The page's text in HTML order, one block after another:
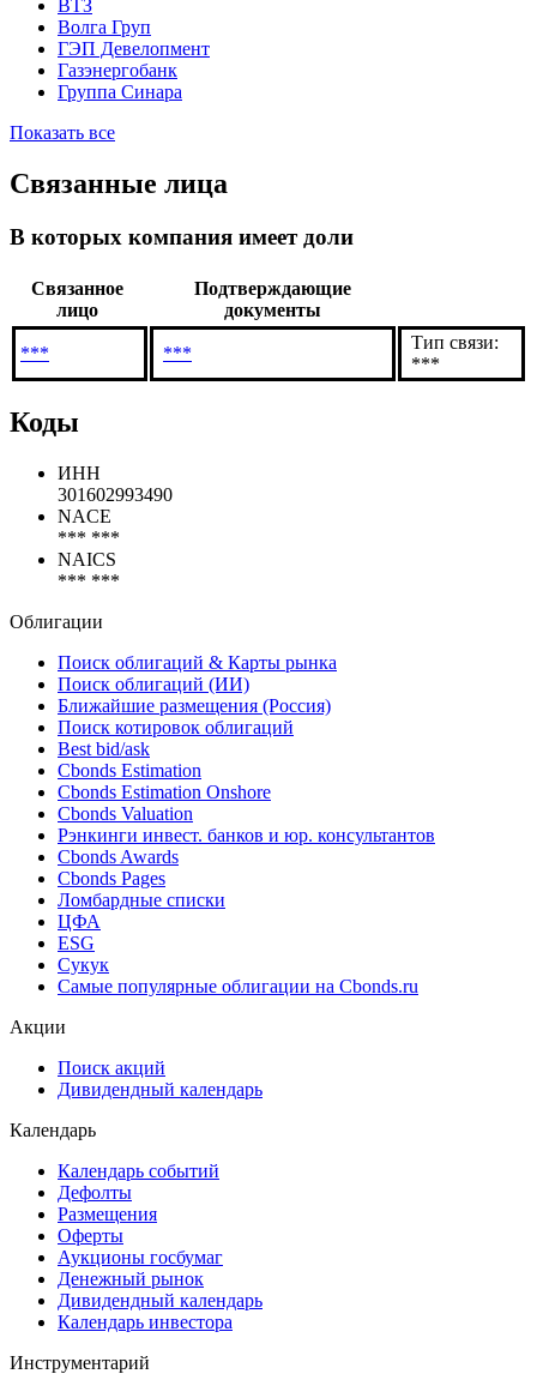
ВТЗ
Волга Груп
ГЭП Девелопмент
Газэнергобанк
Группа Синара
Показать все
Связанные лица
В которых компания имеет доли
Связанное
лицо
Подтверждающие
документы
*** ***
Тип связи:
***
Коды
ИНН
301602993490
NACE
*** ***
NAICS
*** ***
Облигации
Поиск облигаций & Карты рынка
Поиск облигаций (ИИ)
Ближайшие размещения (Россия)
Поиск котировок облигаций
Best bid/ask
Cbonds Estimation
Cbonds Estimation Onshore
Cbonds Valuation
Рэнкинги инвест. банков и юр. консультантов
Cbonds Awards
Cbonds Pages
Ломбардные списки
ЦФА
ESG
Сукук
Самые популярные облигации на Cbonds.ru
Акции
Поиск акций
Дивидендный календарь
Календарь
Календарь событий
Дефолты
Размещения
Оферты
Аукционы госбумаг
Денежный рынок
Дивидендный календарь
Календарь инвестора
Инструментарий